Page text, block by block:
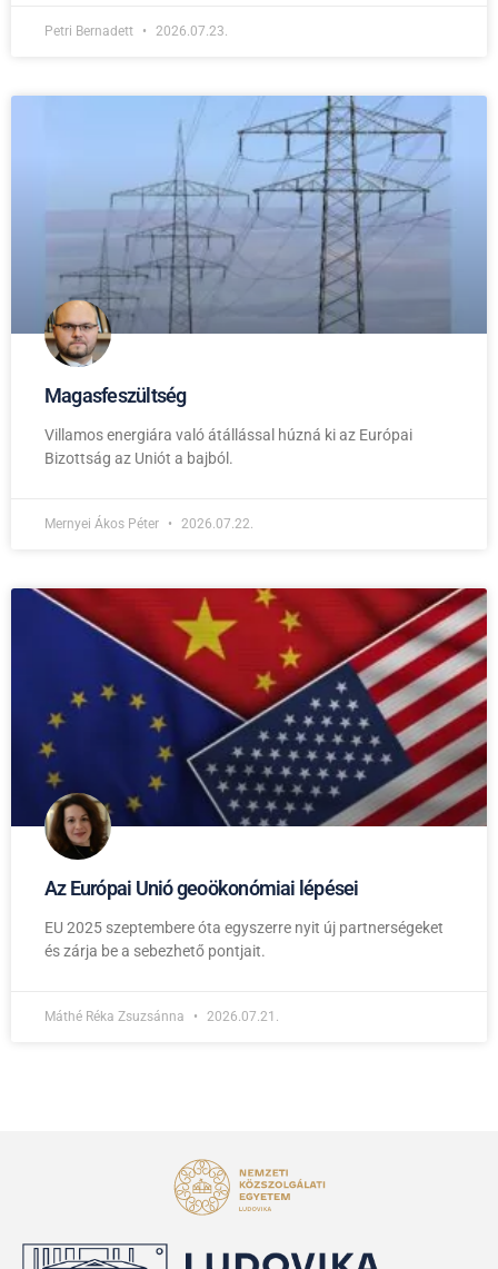
Petri Bernadett 2026.07.23.
Magasfeszültség
Villamos energiára való átállással húzná ki az Európai
Bizottság az Uniót a bajból.
Mernyei Ákos Péter 2026.07.22.
Az Európai Unió geoökonómiai lépései
EU 2025 szeptembere óta egyszerre nyit új partnerségeket
és zárja be a sebezhető pontjait.
Máthé Réka Zsuzsánna 2026.07.21.